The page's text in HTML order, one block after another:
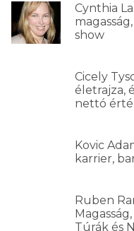
Cynthia
show
Cicely
életrajza,
nettó
Kovic
karrier,
Ruben
Túrák és